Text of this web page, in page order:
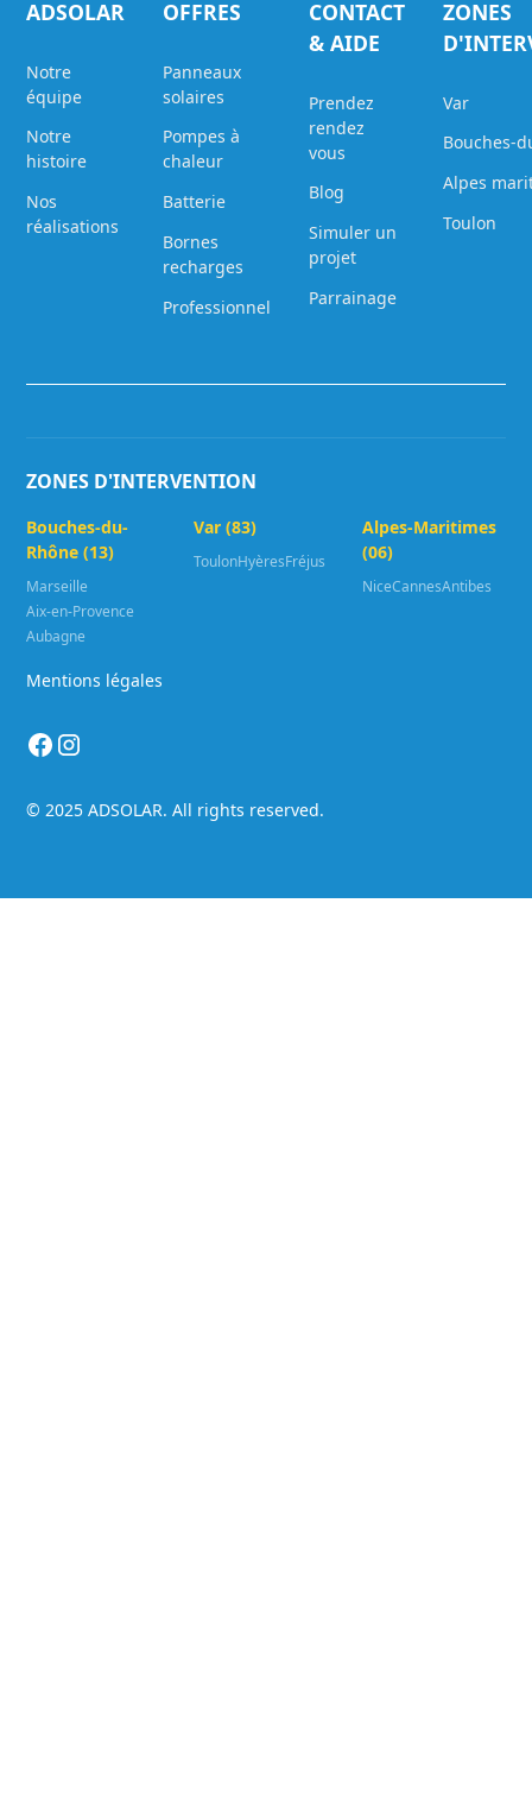
ADSOLAR
Notre
équipe
Notre
histoire
Nos
réalisations
OFFRES
Panneaux
solaires
Pompes à
chaleur
Batterie
Bornes
recharges
Professionnel
CONTACT
& AIDE
Prendez
rendez
vous
Blog
Simuler un
projet
Parrainage
ZONES
Var
Bouches-
Alpes
Toulon
ZONES D'INTERVENTION
Bouches-du-
Rhône (13)
Marseille
Aix-en-Provence
Aubagne
Var (83)
ToulonHyèresFréjus
Alpes-Maritimes
(06)
NiceCannesAntibes
© 2025 ADSOLAR. All rights reserved.
Mentions légales